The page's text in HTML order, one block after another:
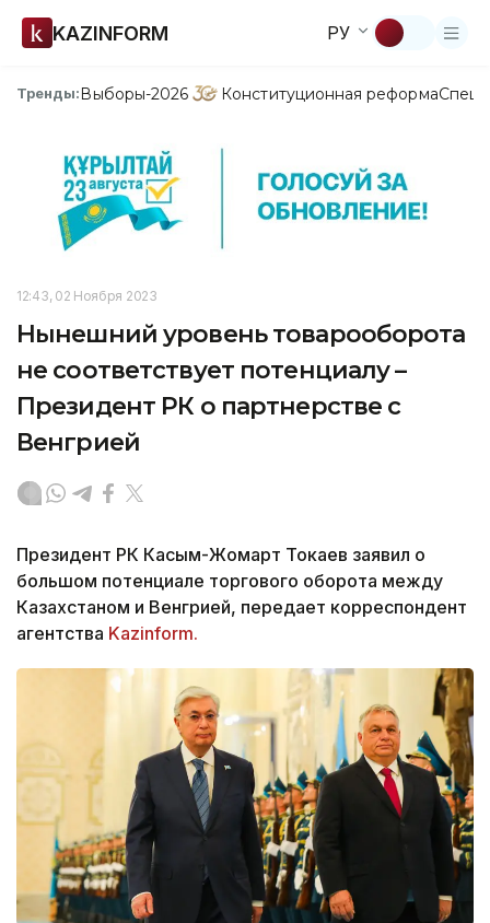
KAZINFORM РУ
Тренды:Выборы-2026 Конституционная реформа
12:43, 02 Ноября 2023
Нынешний уровень товарооборота
не соответствует потенциалу –
Президент РК о партнерстве с
Венгрией
Президент РК Касым-Жомарт Токаев заявил о
большом потенциале торгового оборота между
Казахстаном и Венгрией, передает корреспондент
агентства Kazinform.